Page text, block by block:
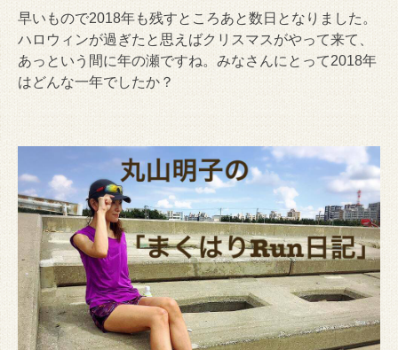
早いもので2018年も残すところあと数日となりました。
ハロウィンが過ぎたと思えばクリスマスがやって来て、
あっという間に年の瀬ですね。みなさんにとって2018年
はどんな一年でしたか？